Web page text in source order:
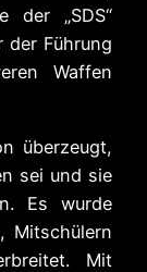
der „SDS“
der Führung
Waffen
überzeugt,
sei und sie
Es wurde
Mitschülern
Mit